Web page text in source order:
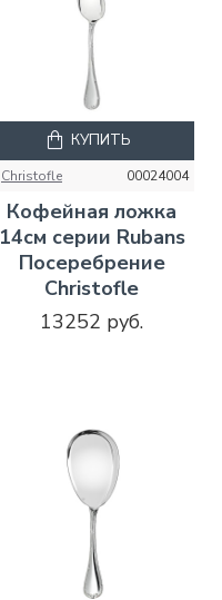
Christofle 00024004
Кофейная ложка
14см серии Rubans
Посеребрение
Christofle
13252 руб.
КУПИТЬ